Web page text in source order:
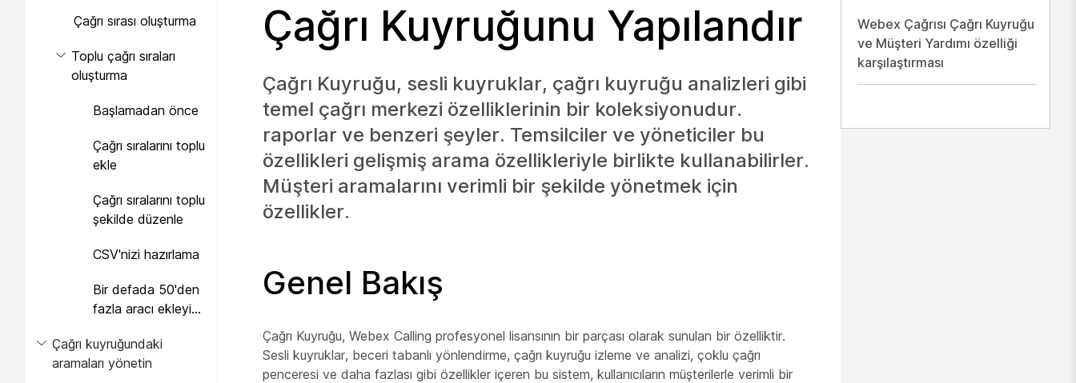
Çağrı sırası oluşturma
Toplu çağrı sıraları
oluşturma
Başlamadan önce
Çağrı sıralarını toplu
ekle
Çağrı sıralarını toplu
şekilde düzenle
CSV'nizi hazırlama
Bir defada 50'den
fazla aracı ekleyin
Çağrı kuyruğundaki
aramaları yönetin
Çağrı Kuyruğunu Yapılandır
Çağrı Kuyruğu, sesli kuyruklar, çağrı kuyruğu analizleri gibi
temel çağrı merkezi özelliklerinin bir koleksiyonudur.
raporlar ve benzeri şeyler. Temsilciler ve yöneticiler bu
özellikleri gelişmiş arama özellikleriyle birlikte kullanabilirler.
Müşteri aramalarını verimli bir şekilde yönetmek için
özellikler.
Genel Bakış
Çağrı Kuyruğu, Webex Calling profesyonel lisansının bir parçası olarak sunulan bir özelliktir.
Sesli kuyruklar, beceri tabanlı yönlendirme, çağrı kuyruğu izleme ve analizi, çoklu çağrı
penceresi ve daha fazlası gibi özellikler içeren bu sistem, kullanıcıların müşterilerle verimli bir
Webex Çağrısı Çağrı Kuyruğu
ve Müşteri Yardımı özelliği
karşılaştırması